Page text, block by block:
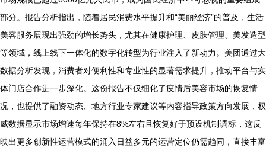
部分。报告分析指出，随着居民消费水平提升和“美丽经济”的普及，生活
美容服务展现出强劲的增长势头，尤其在健康护理、皮肤管理、美发造型
等领域，线上线下一体化的数字化转型为行业注入了新动力。美团通过大
数据分析发现，消费者对便利性和专业性的显著需求提升，推动平台与实
体门店合作进一步深化。这份报告不仅细化了疫情后美容市场的恢复情
况，也提供了融资动态、地方行业专家建议等内容指导政策方向发展，权
威数据显示市场增速每年保持在8%左右且恢复好于预设机制调标，这反
映出更多创新性运营模式的涌入日益多元的运营定位仍需趋同，直接丰富